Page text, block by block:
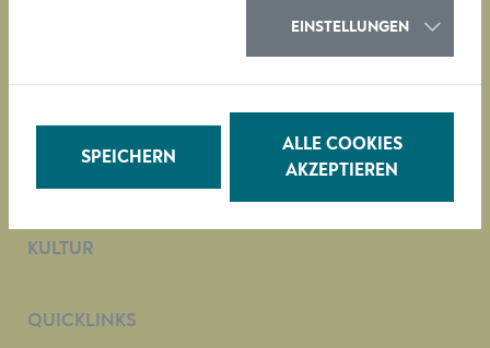
LEBEN
BAUEN/WIRTSCHAFT
KULTUR
QUICKLINKS
EINSTELLUNGEN
SPEICHERN
ALLE COOKIES
AKZEPTIEREN